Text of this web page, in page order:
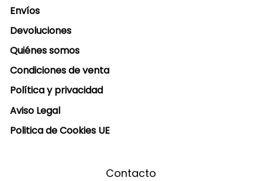
Envíos
Devoluciones
Quiénes somos
Condiciones de venta
Política y privacidad
Aviso Legal
Politica de Cookies UE
Contacto